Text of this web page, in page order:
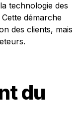
technologie des
démarche
des clients, mais
du